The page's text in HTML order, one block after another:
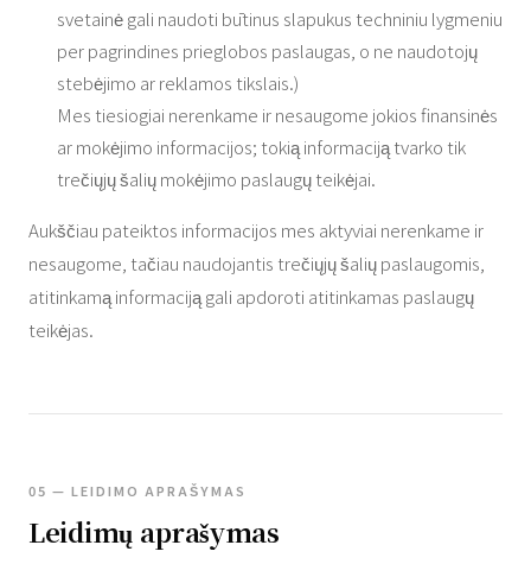
svetainė gali naudoti būtinus slapukus techniniu lygmeniu
per pagrindines prieglobos paslaugas, o ne naudotojų
stebėjimo ar reklamos tikslais.)
Mes tiesiogiai nerenkame ir nesaugome jokios finansinės
ar mokėjimo informacijos; tokią informaciją tvarko tik
trečiųjų šalių mokėjimo paslaugų teikėjai.
Aukščiau pateiktos informacijos mes aktyviai nerenkame ir
nesaugome, tačiau naudojantis trečiųjų šalių paslaugomis,
atitinkamą informaciją gali apdoroti atitinkamas paslaugų
teikėjas.
05 — LEIDIMO APRAŠYMAS
Leidimų aprašymas